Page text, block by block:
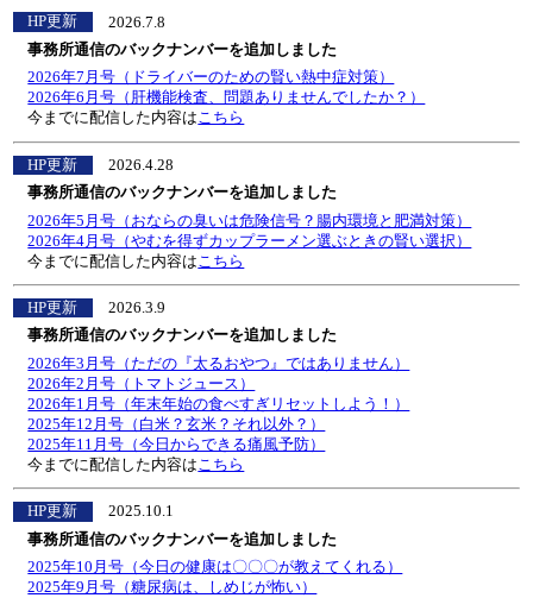
HP更新
2026.7.8
事務所通信のバックナンバーを追加しました
2026年7月号（ドライバーのための賢い熱中症対策）
2026年6月号（肝機能検査、問題ありませんでしたか？）
今までに配信した内容はこちら
HP更新
2026.4.28
事務所通信のバックナンバーを追加しました
2026年5月号（おならの臭いは危険信号？腸内環境と肥満対策）
2026年4月号（やむを得ずカップラーメン選ぶときの賢い選択）
今までに配信した内容は こちら
HP更新
2026.3.9
事務所通信のバックナンバーを追加しました
2026年3月号（ただの『太るおやつ』ではありません）
2026年2月号（トマトジュース）
2026年1月号（年末年始の食べすぎリセットしよう！）
2025年12月号（白米？玄米？それ以外？）
2025年11月号（今日からできる痛風予防）
今までに配信した内容はこちら
HP更新
2025.10.1
事務所通信のバックナンバーを追加しました
2025年10月号（今日の健康は〇〇〇が教えてくれる）
2025年9月号（糖尿病は、しめじが怖い）